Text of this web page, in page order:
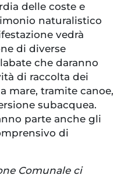
delle coste e
naturalistico
vedrà
di diverse
che daranno
di raccolta dei
mare, tramite canoe,
subacquea.
parte anche gli
di
Comunale ci